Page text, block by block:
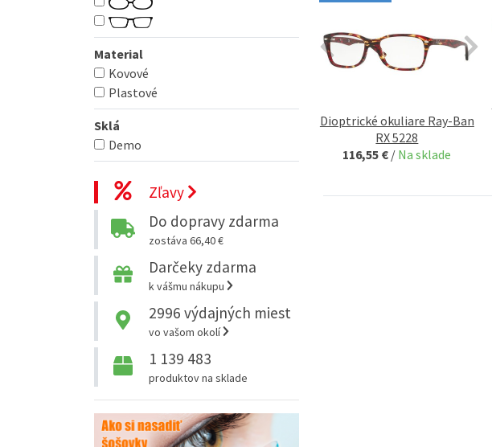
Material
Kovové
Plastové
Sklá
Demo
Zľavy
Do dopravy zdarma
zostáva 66,40 €
Darčeky zdarma
k vášmu nákupu
2996 výdajných miest
vo vašom okolí
1 139 483
produktov na sklade
Dioptrické okuliare Ray-Ban
RX 5228
116,55 € / Na sklade